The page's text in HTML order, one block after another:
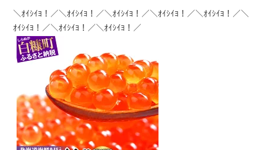
＼ｵｲｼｲﾖ！／＼ｵｲｼｲﾖ！／＼ｵｲｼｲﾖ！／＼ｵｲｼｲﾖ！／＼ｵｲｼｲﾖ！／＼
ｵｲｼｲﾖ！／＼ｵｲｼｲﾖ！／＼ｵｲｼｲﾖ！／